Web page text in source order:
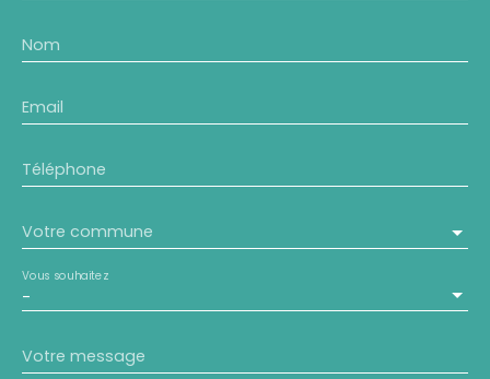
Nom
Email
Téléphone
Votre commune
-
Vous souhaitez
Votre message